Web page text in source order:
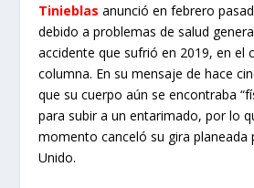
Tinieblas anunció en febrero
debido a problemas de salud
accidente que sufrió en 2019, en el
columna. En su mensaje de hace
que su cuerpo aún se encontraba
para subir a un entarimado, por lo
momento canceló su gira planeada
Unido.